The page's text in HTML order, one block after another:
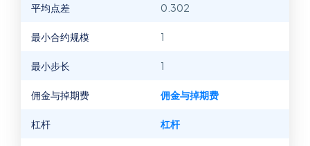
平均点差 0.302
最小合约规模 1
最小步长 1
佣金与掉期费 佣金与掉期费
杠杆 杠杆